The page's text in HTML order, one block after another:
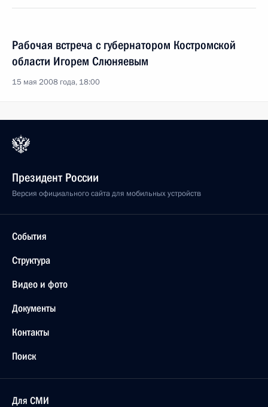
Рабочая встреча с губернатором Костромской
области Игорем Слюняевым
15 мая 2008 года, 18:00
Президент России
Версия официального сайта для мобильных устройств
События
Структура
Видео и фото
Документы
Контакты
Поиск
Для СМИ